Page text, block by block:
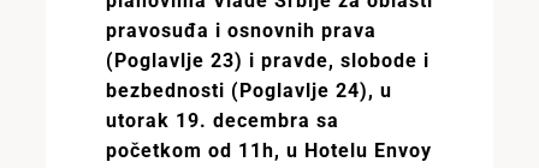
pravosuđa i osnovnih prava
(Poglavlje 23) i pravde, slobode i
bezbednosti (Poglavlje 24), u
utorak 19. decembra sa
početkom od 11h, u Hotelu Envoy